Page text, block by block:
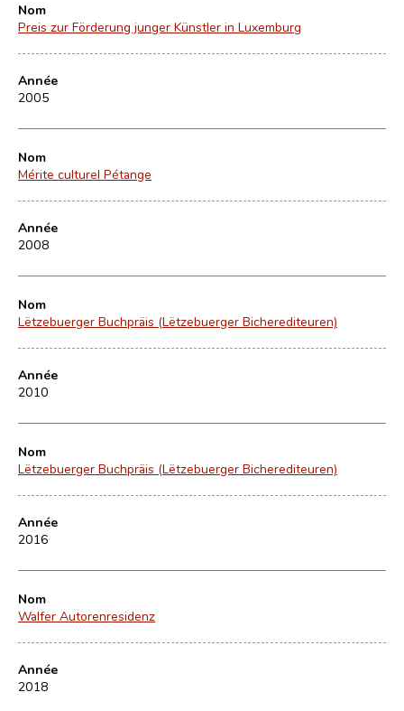
Nom
Preis zur Förderung junger Künstler in Luxemburg
Année
2005
Nom
Mérite culturel Pétange
Année
2008
Nom
Lëtzebuerger Buchpräis (Lëtzebuerger Bicherediteuren)
Année
2010
Nom
Lëtzebuerger Buchpräis (Lëtzebuerger Bicherediteuren)
Année
2016
Nom
Walfer Autorenresidenz
Année
2018